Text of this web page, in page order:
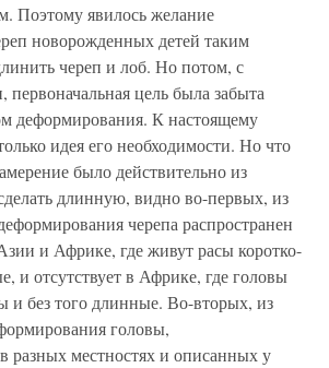
Поэтому явилось желание
новорожденных детей таким
череп и лоб. Но потом, с
первоначальная цель была забыта
деформирования. К настоящему
идея его необходимости. Но что
было действительно из
длинную, видно во-первых, из
черепа распространен
и Африке, где живут расы коротко-
и отсутствует в Африке, где головы
и без того длинные. Во-вторых, из
головы,
разных местностях и описанных у